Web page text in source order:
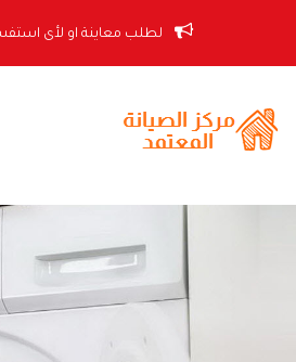
لطلب معاينة او لأى